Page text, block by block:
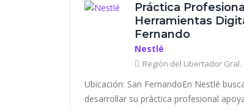
Práctica
Herramientas
Fernando
Nestlé
Región del Libertador Gral.
Ubicación: San FernandoEn Nestlé
desarrollar su práctica profesional